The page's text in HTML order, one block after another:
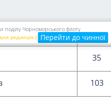
поділу Чорноморського флоту
редакція.) Перейти до чинної
22
35
103